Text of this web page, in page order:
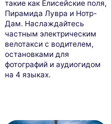
такие как Елисейские поля,
Пирамида Лувра и Нотр-
Дам. Наслаждайтесь
частным электрическим
велотакси с водителем,
остановками для
фотографий и аудиогидом
на 4 языках.